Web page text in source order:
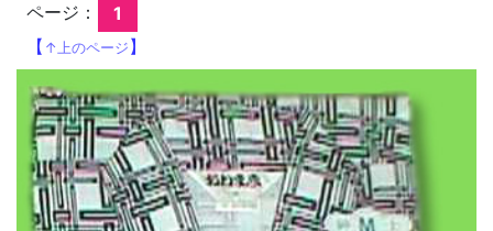
ページ：
1
【 ↑上のページ】